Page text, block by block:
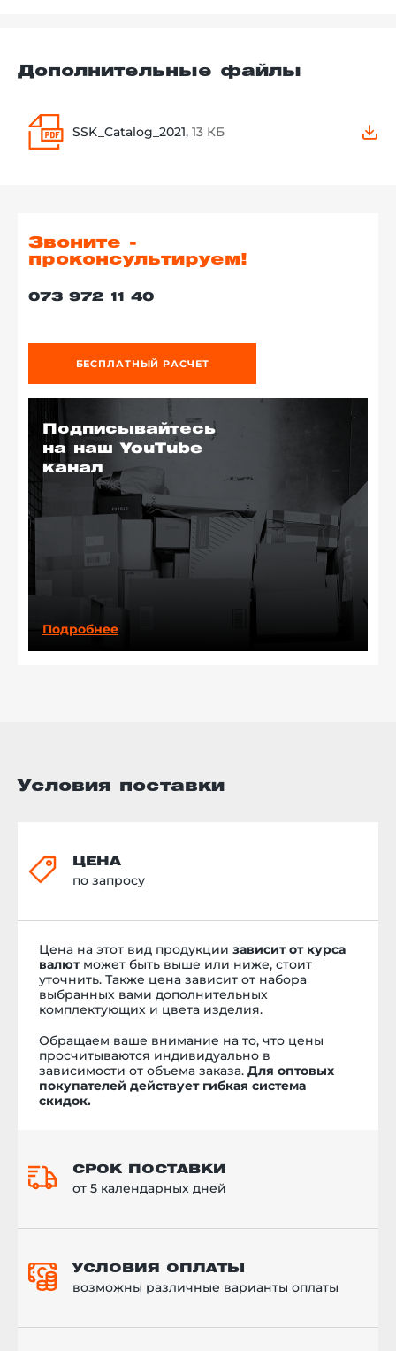
Дополнительные файлы
SSK_Catalog_2021, 13 КБ
Звоните -
проконсультируем!
073 972 11 40
БЕСПЛАТНЫЙ РАСЧЕТ
Подписывайтесь
на наш YouTube
канал
Подробнее
Условия поставки
ЦЕНА
по запросу
Цена на этот вид продукции зависит от курса
валютможет быть выше или ниже, стоит
уточнить. Также цена зависит от набора
выбранных вами дополнительных
комплектующих и цвета изделия.
Обращаем ваше внимание на то, что цены
просчитываются индивидуально в
зависимости от объема заказа. Для оптовых
покупателей действует гибкая система
скидок.
СРОК ПОСТАВКИ
от 5 календарных дней
УСЛОВИЯ ОПЛАТЫ
возможны различные варианты оплаты